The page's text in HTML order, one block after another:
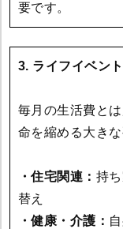
要です。
3. ライフイベン
毎月の生活費と
命を縮める大きな
・住宅関連： 持
替え
・健康・介護：